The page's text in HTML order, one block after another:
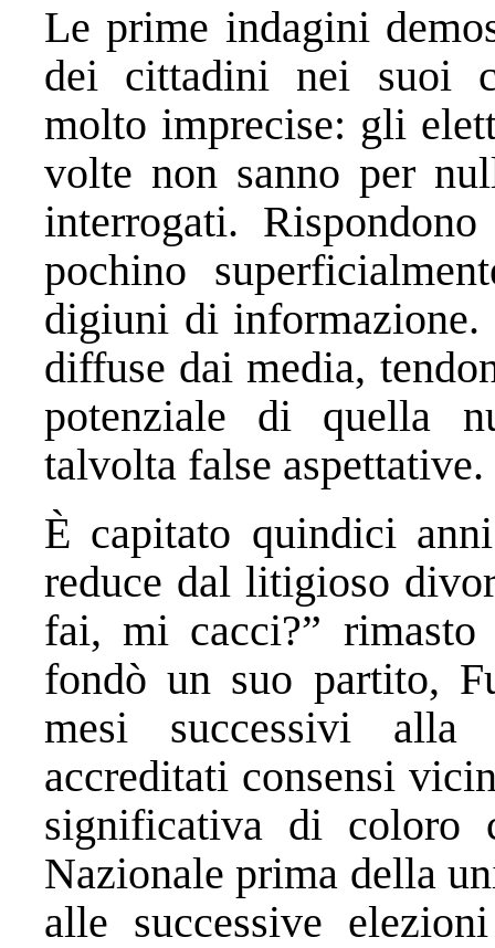
Le prime indagini
dei cittadini nei suoi
molto imprecise: gli
volte non sanno per
interrogati.
pochino
digiuni di informazione.
diffuse dai media,
potenziale di quella
talvolta false aspettative.
È capitato quindici
reduce dal litigioso
fai, mi cacci?”
fondò un suo partito,
mesi successivi
accreditati consensi
significativa di coloro
Nazionale prima della
alle successive